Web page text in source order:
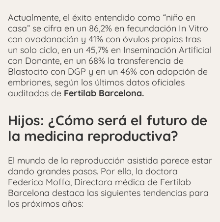
Actualmente, el éxito entendido como “niño en
casa” se cifra en un 86,2% en fecundación In Vitro
con ovodonación y 41% con óvulos propios tras
un solo ciclo, en un 45,7% en Inseminación Artificial
con Donante, en un 68% la transferencia de
Blastocito con DGP y en un 46% con adopción de
embriones, según los últimos datos oficiales
auditados de Fertilab Barcelona.
Hijos: ¿Cómo será el futuro de
la medicina reproductiva?
El mundo de la reproducción asistida parece estar
dando grandes pasos. Por ello, la doctora
Federica Moffa, Directora médica de Fertilab
Barcelona destaca las siguientes tendencias para
los próximos años: